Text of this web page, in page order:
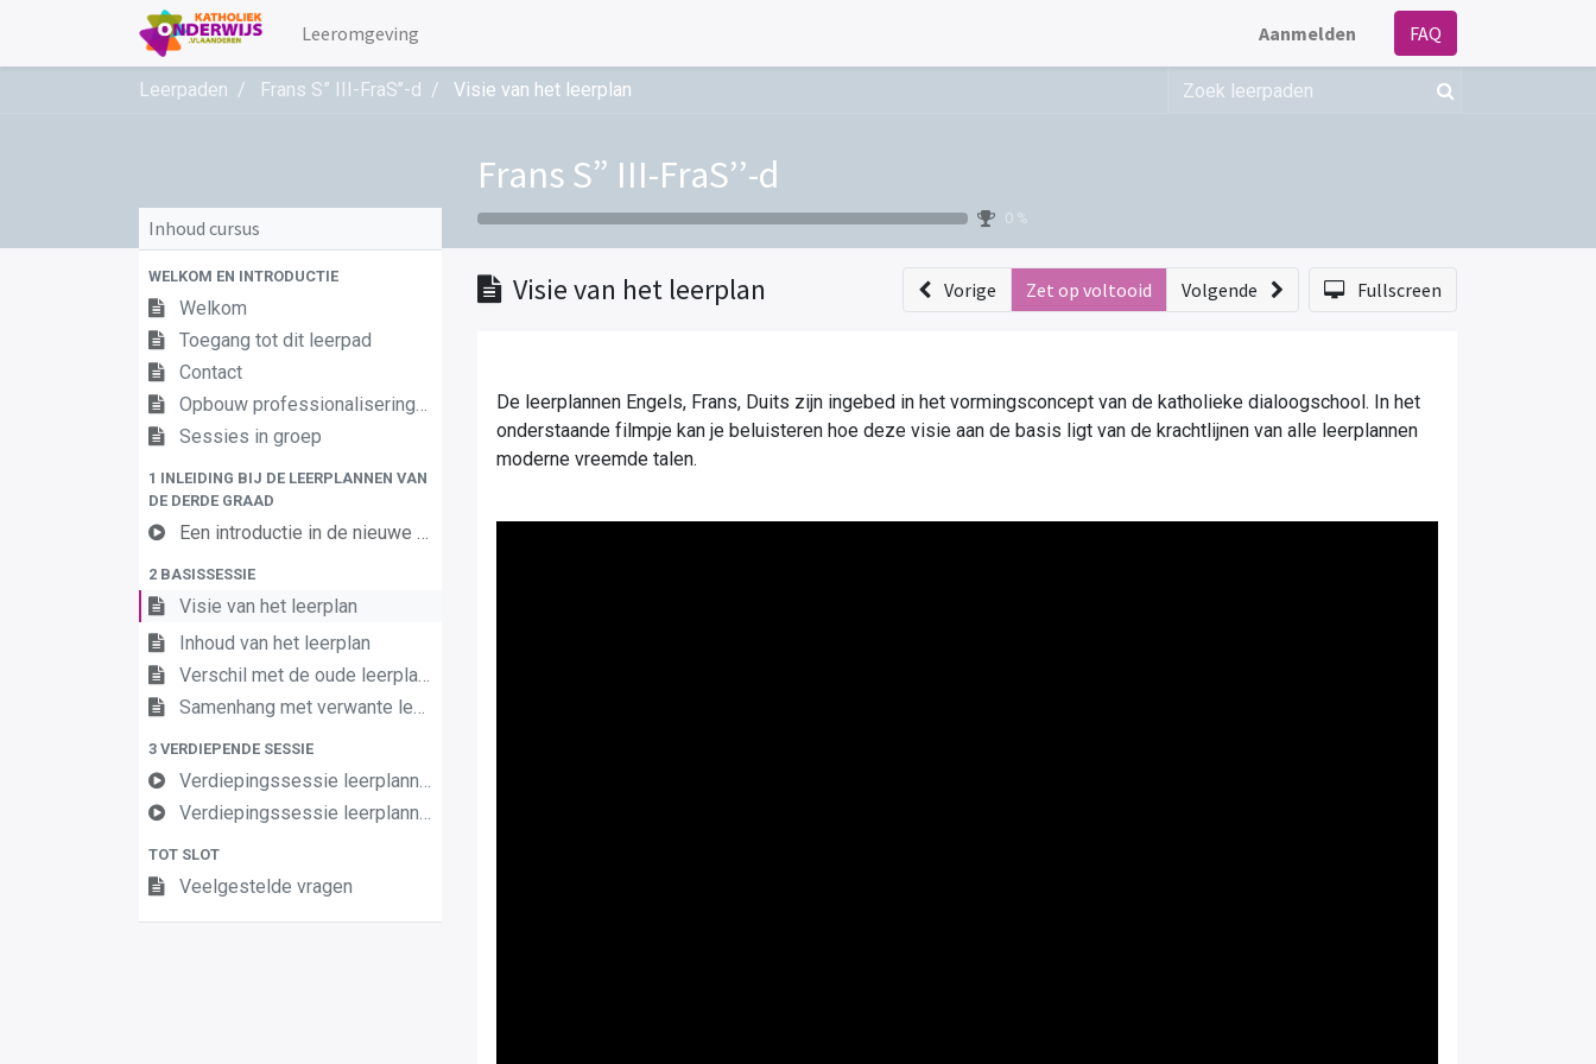
Leeromgeving Aanmelden FAQ
Leerpaden Frans S” III-FraS’’-d Visie van het leerplan
Frans S” III-FraS’’-d
0 %
Inhoud cursus
WELKOM EN INTRODUCTIE
Welkom
Toegang tot dit leerpad
Contact
Opbouw professionaliseringstraject
Sessies in groep
1 INLEIDING BIJ DE LEERPLANNEN VAN
DE DERDE GRAAD
Een introductie in de nieuwe leerplannen van de derde graad
2 BASISSESSIE
Visie van het leerplan
Inhoud van het leerplan
Verschil met de oude leerplannen
Samenhang met verwante leerplannen
3 VERDIEPENDE SESSIE
Verdiepingssessie leerplannen Frans en Engels 3e gr Mod Talen éénpolig (D-fin) (deel 1)
Verdiepingssessie leerplannen Frans en Engels 3e gr Mod Talen éénpolig (D-fin) (deel 2)
TOT SLOT
Veelgestelde vragen
Visie van het leerplan Vorige Zet op voltooid Volgende Fullscreen
De leerplannen Engels, Frans, Duits zijn ingebed in het vormingsconcept van de katholieke dialoogschool. In het
onderstaande filmpje kan je beluisteren hoe deze visie aan de basis ligt van de krachtlijnen van alle leerplannen
moderne vreemde talen.